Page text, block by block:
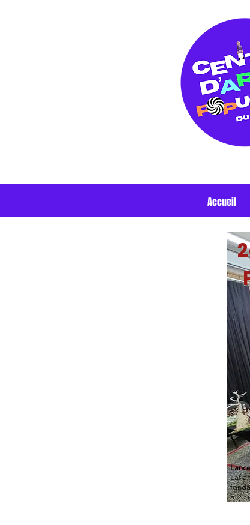
Accueil